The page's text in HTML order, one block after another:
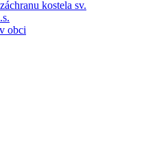
kostela sv.
obci